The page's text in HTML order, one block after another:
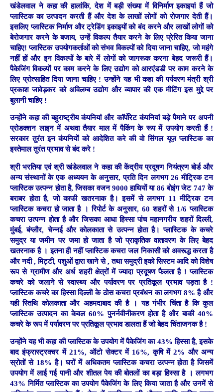
खंडेलवाल ने कहा की हालांकि, देश में बड़ी संख्या में विनिर्माण इकाइयां हैं जो
प्लास्टिक का उत्पादन करती हैं और देश के लाखों लोगों को रोजगार देती हैं।
इसलिए प्लास्टिक निर्माण और ट्रेडिंग इकाइयों को बंद करने और लाखों लोगों को
बेरोजगार करने के बजाय, उन्हें विकल्प तैयार करने के लिए प्रेरित किया जाना
चाहिए! प्लास्टिक उपयोगकर्ताओं को संभव विकल्पों को दिया जाना चाहिए, जो महंगे
नहीं हों और इन विकल्पों के बारे में लोगों को जागरूक करना बेहद जरूरी हैं।
पैकेजिंग विकल्पों पर काम करने के लिए उद्योग को आरएंडडी पर काम करने के
लिए प्रोत्साहित दिया जाना चाहिए ! उन्होंने यह भी कहा की पर्यवरण मंत्री श्री
प्रकाश जावेड़कर को अविलम्ब उद्योग और व्यापार की एक मीटिंग इस मुद्दे पर
बुलानी चाहिए !
उन्होंने कहा की बहुराष्ट्रीय कंपनियां और कॉर्पोरेट कंपनियां बड़े पैमाने पर अपनी
प्रोडक्शन लाइन में अथवा तैयार माल में पैकिंग के रूप में उपयोग करती हैं !
सरकार तुरंत इन कंपनियों को आदेशित करे की वो सिंगल यूज़ प्लास्टिक का
इस्तेमाल तुरंत प्रभाव से बंद करे !
श्री भरतिया एवं श्री खंडेलवाल ने कहा की केंद्रीय प्रदूषण नियंत्रण बोर्ड और
अन्य संस्थानों के एक अध्ययन के अनुसार, प्रति दिन लगभग 26 मीट्रिक टन
प्लास्टिक उत्पन्न होता है, जिसका वजन 9000 हाथियों या 86 बोइंग जेट 747 के
बराबर होता है, जो काफी खतरनाक है। इसमें से लगभग 11 मीट्रिक टन
प्लास्टिक कचरा हो जाता है । रिपोर्ट के अनुसार, 60 शहरों से 1/6 प्लास्टिक
कचरा उत्पन्न होता है और जिसका आधा हिस्सा पांच महानगरीय शहरों दिल्ली,
मुंबई, बंग्लौर, चेन्नई और कोलकाता से उत्पन्न होता है। प्लास्टिक के कचरे
समुद्र या जमीन पर जमा हो जाता है जो प्राकृतिक वातावरण के लिए बेहद
खतरनाक है । इतना ही नहीं प्लास्टिक कचरा जल निकासी को अवरूद्ध करता है
और नदी , मिट्टी, पशुओं द्वारा खाने से , तथा समुद्री इको सिस्टम आदि को विशेष
रूप से ग्रामीण और अर्ध शहरी क्षेत्रों में ज्यादा प्रदूषण फैलता है ! प्लास्टिक
कचरे को जलाने से स्वास्थ्य और पर्यावरण पर प्रतिकूल प्रभाव पड़ता है !
प्लास्टिक कचरे का हिस्सा दिल्ली के ठोस कचरा प्रबंधन का लगभग 8% है और
यही स्तिथि कोलकाता और अहमदाबाद की है । यह गंभीर चिंता है कि कुल
प्लास्टिक उत्पादन का केवल 60% पुनर्नवीनीकरण होता है और बाकी 40%
कचरे के रूप में पर्यावरण पर प्रतिकूल प्रभाव डालता हैं जो बेहद चिंताजनक है !
उन्होंने यह भी कहा की प्लास्टिक के उपयोग में पैकेजिंग का 43% हिस्सा है, इसके
बाद इंफ्रास्ट्रक्चर में 21%, ऑटो सेक्टर में 16%, कृषि में 2% और अन्य
स्रोतों से 18% है। घरों में अधिकतम प्लास्टिक कचरा उत्पन्न होता है जिसमें
उपयोग में लाई गई पानी और शीतल पेय की बोतलों का बड़ा हिस्सा है । लगभग
43% निर्मित प्लास्टिक का उपयोग पैकेजिंग के लिए किया जाता है और उनमें से